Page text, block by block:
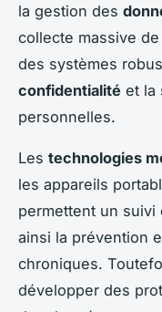
la gestion des
collecte massive
des systèmes
confidentialité et la
personnelles.
Les technologies
les appareils
permettent un suivi
ainsi la prévention
chroniques.
développer des